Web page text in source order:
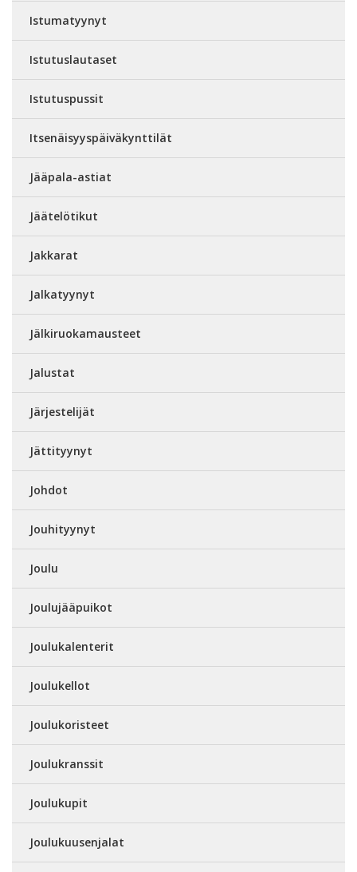
Istumatyynyt
Istutuslautaset
Istutuspussit
Itsenäisyyspäiväkynttilät
Jääpala-astiat
Jäätelötikut
Jakkarat
Jalkatyynyt
Jälkiruokamausteet
Jalustat
Järjestelijät
Jättityynyt
Johdot
Jouhityynyt
Joulu
Joulujääpuikot
Joulukalenterit
Joulukellot
Joulukoristeet
Joulukranssit
Joulukupit
Joulukuusenjalat